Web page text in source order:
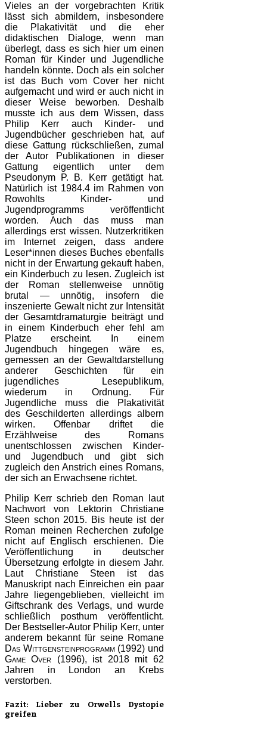
Vieles an der vorgebrachten Kritik
lässt sich abmildern, insbesondere
die Plakativität und die eher
didaktischen Dialoge, wenn man
überlegt, dass es sich hier um einen
Roman für Kinder und Jugendliche
handeln könnte. Doch als ein solcher
ist das Buch vom Cover her nicht
aufgemacht und wird er auch nicht in
dieser Weise beworben. Deshalb
musste ich aus dem Wissen, dass
Philip Kerr auch Kinder- und
Jugendbücher geschrieben hat, auf
diese Gattung rückschließen, zumal
der Autor Publikationen in dieser
Gattung eigentlich unter dem
Pseudonym P. B. Kerr getätigt hat.
Natürlich ist 1984.4 im Rahmen von
Rowohlts Kinder- und
Jugendprogramms veröffentlicht
worden. Auch das muss man
allerdings erst wissen. Nutzerkritiken
im Internet zeigen, dass andere
Leser*innen dieses Buches ebenfalls
nicht in der Erwartung gekauft haben,
ein Kinderbuch zu lesen. Zugleich ist
der Roman stellenweise unnötig
brutal — unnötig, insofern die
inszenierte Gewalt nicht zur Intensität
der Gesamtdramaturgie beiträgt und
in einem Kinderbuch eher fehl am
Platze erscheint. In einem
Jugendbuch hingegen wäre es,
gemessen an der Gewaltdarstellung
anderer Geschichten für ein
jugendliches Lesepublikum,
wiederum in Ordnung. Für
Jugendliche muss die Plakativität
des Geschilderten allerdings albern
wirken. Offenbar driftet die
Erzählweise des Romans
unentschlossen zwischen Kinder-
und Jugendbuch und gibt sich
zugleich den Anstrich eines Romans,
der sich an Erwachsene richtet.
Philip Kerr schrieb den Roman laut
Nachwort von Lektorin Christiane
Steen schon 2015. Bis heute ist der
Roman meinen Recherchen zufolge
nicht auf Englisch erschienen. Die
Veröffentlichung in deutscher
Übersetzung erfolgte in diesem Jahr.
Laut Christiane Steen ist das
Manuskript nach Einreichen ein paar
Jahre liegengeblieben, vielleicht im
Giftschrank des Verlags, und wurde
schließlich posthum veröffentlicht.
Der Bestseller-Autor Philip Kerr, unter
anderem bekannt für seine Romane
Das Wittgensteinprogramm(1992) und
Game Over (1996), ist 2018 mit 62
Jahren in London an Krebs
verstorben.
Fazit: Lieber zu Orwells Dystopie
greifen